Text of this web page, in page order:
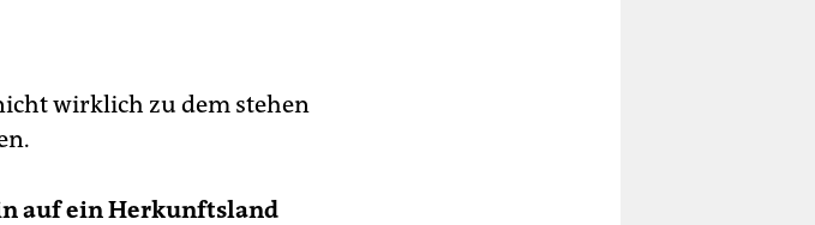
wirklich zu dem stehen
auf ein Herkunftsland